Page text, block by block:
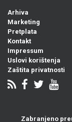
Arhiva
Marketing
Pretplata
Kontakt
Impressum
Uslovi korištenja
Zaštita privatnosti
Zabranjeno